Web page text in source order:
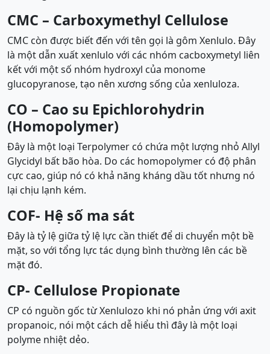
CMC – Carboxymethyl Cellulose
CMC còn được biết đến với tên gọi là gôm Xenlulo. Đây
là một dẫn xuất xenlulo với các nhóm cacboxymetyl liên
kết với một số nhóm hydroxyl của monome
glucopyranose, tạo nên xương sống của xenluloza.
CO – Cao su Epichlorohydrin
(Homopolymer)
Đây là một loại Terpolymer có chứa một lượng nhỏ Allyl
Glycidyl bất bão hòa. Do các homopolymer có độ phân
cực cao, giúp nó có khả năng kháng dầu tốt nhưng nó
lại chịu lạnh kém.
COF- Hệ số ma sát
Đây là tỷ lệ giữa tỷ lệ lực cần thiết để di chuyển một bề
mặt, so với tổng lực tác dụng bình thường lên các bề
mặt đó.
CP- Cellulose Propionate
CP có nguồn gốc từ Xenlulozo khi nó phản ứng với axit
propanoic, nói một cách dễ hiểu thì đây là một loại
polyme nhiệt dẻo.